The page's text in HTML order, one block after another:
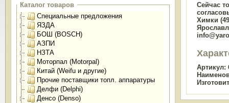
Каталог товаров
Специальные предложения
ЯЗДА
БОШ (BOSCH)
АЗПИ
НЗТА
Моторпал (Motorpal)
Китай (Weifu и другие)
Прочие поставщики топл. аппаратуры
Делфи (Delphi)
Денсо (Denso)
Сейчас
Химки
Артикул: